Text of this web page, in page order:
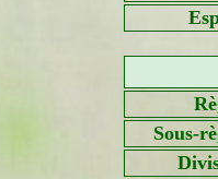
Sous-